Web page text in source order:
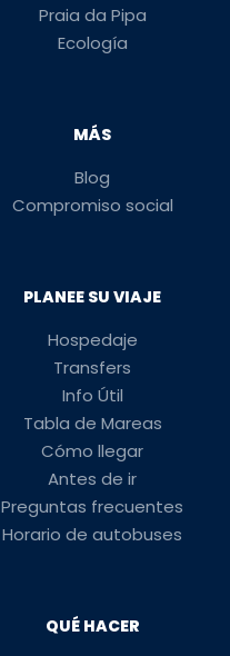
Praia da Pipa
Ecología
MÁS
Blog
Compromiso social
PLANEE SU VIAJE
Hospedaje
Transfers
Info Útil
Tabla de Mareas
Cómo llegar
Antes de ir
Preguntas frecuentes
Horario de autobuses
QUÉ HACER